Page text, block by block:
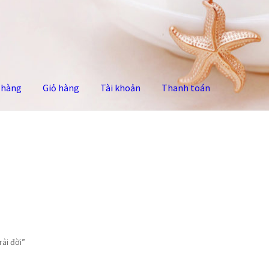
Giỏ hàng Tài khoản Thanh toán
đời”